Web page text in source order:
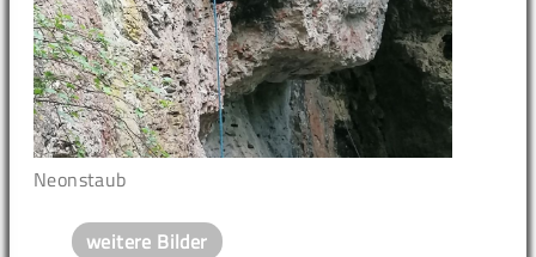
Neonstaub
weitere Bilder